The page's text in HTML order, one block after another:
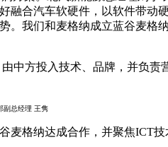
合汽车软硬件，以软件带动
我们和麦格纳成立蓝谷麦格
中方投入技术、品牌，并负
副总经理 王隽
格纳达成合作，并聚焦ICT技